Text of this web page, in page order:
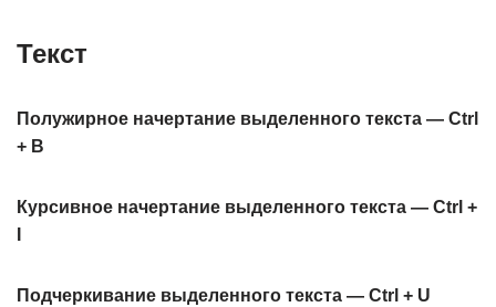
Текст
Полужирное начертание выделенного текста — Ctrl
+ B
Курсивное начертание выделенного текста — Ctrl +
Подчеркивание выделенного текста — Ctrl + U